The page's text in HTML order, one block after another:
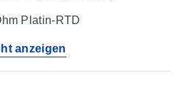
Platin-RTD
anzeigen